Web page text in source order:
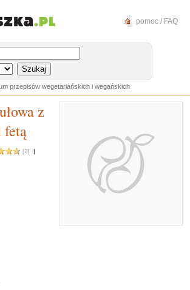
pomoc / FAQ
przepisów wegetariańskich i wegańskich
z
fetą
[2]
|